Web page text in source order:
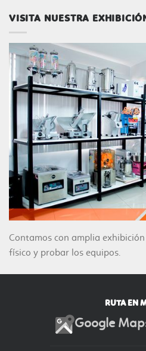
VISITA NUESTRA
Contamos con amplia
físico y probar los equipos.
RUTA EN
Google